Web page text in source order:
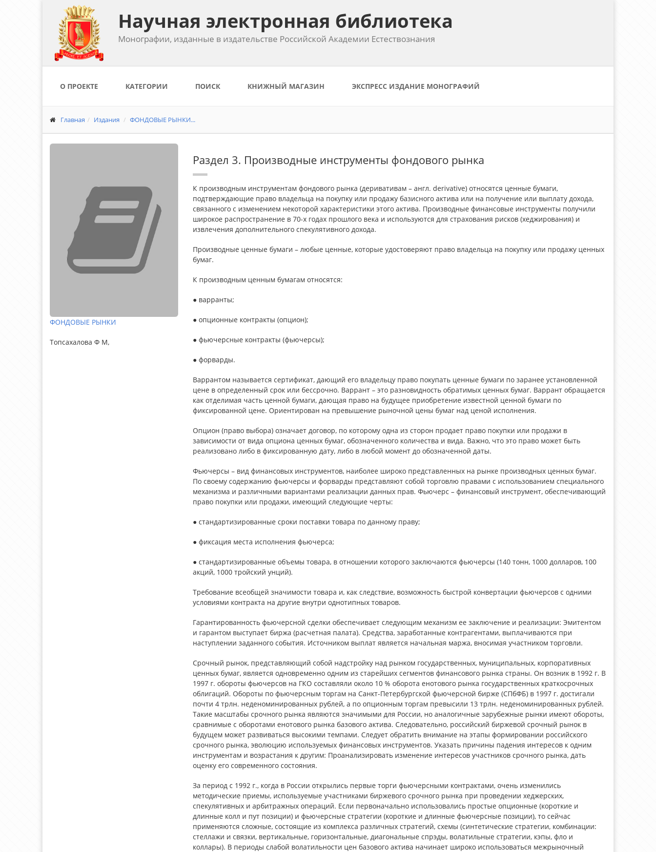
Научная электронная библиотека
Монографии, изданные в издательстве Российской Академии Естествознания
О ПРОЕКТЕ КАТЕГОРИИ ПОИСК КНИЖНЫЙ МАГАЗИН ЭКСПРЕСС ИЗДАНИЕ МОНОГРАФИЙ
Главная Издания ФОНДОВЫЕ РЫНКИ...
ФОНДОВЫЕ РЫНКИ
Топсахалова Ф М,
Раздел 3. Производные инструменты фондового рынка
К производным инструментам фондового рынка (деривативам – англ. derivative) относятся ценные бумаги,
подтверждающие право владельца на покупку или продажу базисного актива или на получение или выплату дохода,
связанного с изменением некоторой характеристики этого актива. Производные финансовые инструменты получили
широкое распространение в 70-х годах прошлого века и используются для страхования рисков (хеджирования) и
извлечения дополнительного спекулятивного дохода.
Производные ценные бумаги – любые ценные, которые удостоверяют право владельца на покупку или продажу ценных
бумаг.
К производным ценным бумагам относятся:
● варранты;
● опционные контракты (опцион);
● фьючерсные контракты (фьючерсы);
● форварды.
Варрантом называется сертификат, дающий его владельцу право покупать ценные бумаги по заранее установленной
цене в определенный срок или бессрочно. Варрант – это разновидность обратимых ценных бумаг. Варрант обращается
как отделимая часть ценной бумаги, дающая право на будущее приобретение известной ценной бумаги по
фиксированной цене. Ориентирован на превышение рыночной цены бумаг над ценой исполнения.
Опцион (право выбора) означает договор, по которому одна из сторон продает право покупки или продажи в
зависимости от вида опциона ценных бумаг, обозначенного количества и вида. Важно, что это право может быть
реализовано либо в фиксированную дату, либо в любой момент до обозначенной даты.
Фьючерсы – вид финансовых инструментов, наиболее широко представленных на рынке производных ценных бумаг.
По своему содержанию фьючерсы и форварды представляют собой торговлю правами с использованием специального
механизма и различными вариантами реализации данных прав. Фьючерс – финансовый инструмент, обеспечивающий
право покупки или продажи, имеющий следующие черты:
● стандартизированные сроки поставки товара по данному праву;
● фиксация места исполнения фьючерса;
● стандартизированные объемы товара, в отношении которого заключаются фьючерсы (140 тонн, 1000 долларов, 100
акций, 1000 тройский унций).
Требование всеобщей значимости товара и, как следствие, возможность быстрой конвертации фьючерсов с одними
условиями контракта на другие внутри однотипных товаров.
Гарантированность фьючерсной сделки обеспечивает следующим механизм ее заключение и реализации: Эмитентом
и гарантом выступает биржа (расчетная палата). Средства, заработанные контрагентами, выплачиваются при
наступлении заданного события. Источником выплат является начальная маржа, вносимая участником торговли.
Срочный рынок, представляющий собой надстройку над рынком государственных, муниципальных, корпоративных
ценных бумаг, является одновременно одним из старейших сегментов финансового рынка страны. Он возник в 1992 г. В
1997 г. обороты фьючерсов на ГКО составляли около 10 % оборота енотового рынка государственных краткосрочных
облигаций. Обороты по фьючерсным торгам на Санкт-Петербургской фьючерсной бирже (СПбФБ) в 1997 г. достигали
почти 4 трлн. неденоминированных рублей, а по опционным торгам превысили 13 трлн. неденоминированных рублей.
Такие масштабы срочного рынка являются значимыми для России, но аналогичные зарубежные рынки имеют обороты,
сравнимые с оборотами енотового рынка базового актива. Следовательно, российский биржевой срочный рынок в
будущем может развиваться высокими темпами. Следует обратить внимание на этапы формировании российского
срочного рынка, эволюцию используемых финансовых инструментов. Указать причины падения интересов к одним
инструментам и возрастания к другим: Проанализировать изменение интересов участников срочного рынка, дать
оценку его современного состояния.
За период с 1992 г., когда в России открылись первые торги фьючерсными контрактами, очень изменились
методические приемы, используемые участниками биржевого срочного рынка при проведении хеджерских,
спекулятивных и арбитражных операций. Если первоначально использовались простые опционные (короткие и
длинные колл и пут позиции) и фьючерсные стратегии (короткие и длинные фьючерсные позиции), то сейчас
применяются сложные, состоящие из комплекса различных стратегий, схемы (синтетические стратегии, комбинации:
стеллажи и связки, вертикальные, горизонтальные, диагональные спрэды, волатильные стратегии, кэпы, фло и
коллары). В периоды слабой волатильности цен базового актива начинает широко использоваться межрыночный